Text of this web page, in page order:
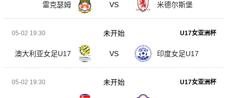
雷克瑟姆 VS 米德尔斯堡
05-02 19:30 U17女亚洲杯
澳大利亚女足U17 VS 印度女足U17
未开始
05-02 19:30 U17女亚洲杯
未开始